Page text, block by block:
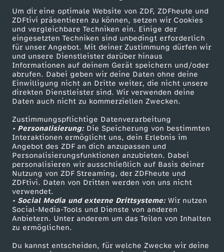
Um dir eine optimale Website von ZDF, ZDFheute und
ZDFtivi präsentieren zu können, setzen wir Cookies
und vergleichbare Techniken ein. Einige der
eingesetzten Techniken sind unbedingt erforderlich
für unser Angebot. Mit deiner Zustimmung dürfen wir
und unsere Dienstleister darüber hinaus
Informationen auf deinem Gerät speichern und/oder
abrufen. Dabei geben wir deine Daten ohne deine
Einwilligung nicht an Dritte weiter, die nicht unsere
direkten Dienstleister sind. Wir verwenden deine
Daten auch nicht zu kommerziellen Zwecken.
Zustimmungspflichtige Datenverarbeitung
• Personalisierung:Die Speicherung von bestimmten
Interaktionen ermöglicht uns, dein Erlebnis im
Angebot des ZDF an dich anzupassen und
Personalisierungsfunktionen anzubieten. Dabei
personalisieren wir ausschließlich auf Basis deiner
Nutzung von ZDF Streaming, der ZDFheute und
ZDFtivi. Daten von Dritten werden von uns nicht
verwendet.
• Social Media und externe Drittsysteme:Wir nutzen
Social-Media-Tools und Dienste von anderen
Anbietern. Unter anderem um das Teilen von Inhalten
zu ermöglichen.
Du kannst entscheiden, für welche Zwecke wir deine
a
n
L
o
h
s
e
k
o
c
Mehr ZDF
ZDF-Apps
Smart TV
ZDFtext
Livestreams
Sendungen A-Z
TV-Programm
Service
ZDFmitreden
Kontakt zum ZDF
Tickets
Zuschauerservice
Hilfe
ZDF Unternehmen
Karriere